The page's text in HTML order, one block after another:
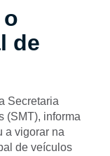
de
Secretaria
(SMT), informa
a vigorar na
de veículos